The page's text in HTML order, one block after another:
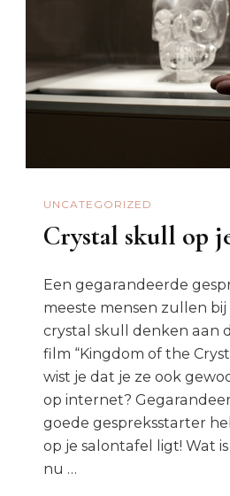
UNCATEGORIZED
Crystal skull op
Een gegarandeerde
meeste mensen zullen
crystal skull denken aan
film “Kingdom of the
wist je dat je ze ook
op internet?
goede gespreksstarter
op je salontafel ligt! Wat
nu …